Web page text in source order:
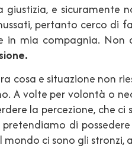
e sicuramente
pertanto cerco di
in mia compagnia.
cosa e situazione non
A volte per volontà o
la percezione, che
di
ci sono gli stronzi,